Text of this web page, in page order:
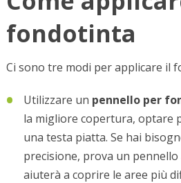
fondotinta
Ci sono tre modi per applicare il
Utilizzare un pennello per
la migliore copertura, optare
una testa piatta. Se hai
precisione, prova un pennello
aiuterà a coprire le aree più